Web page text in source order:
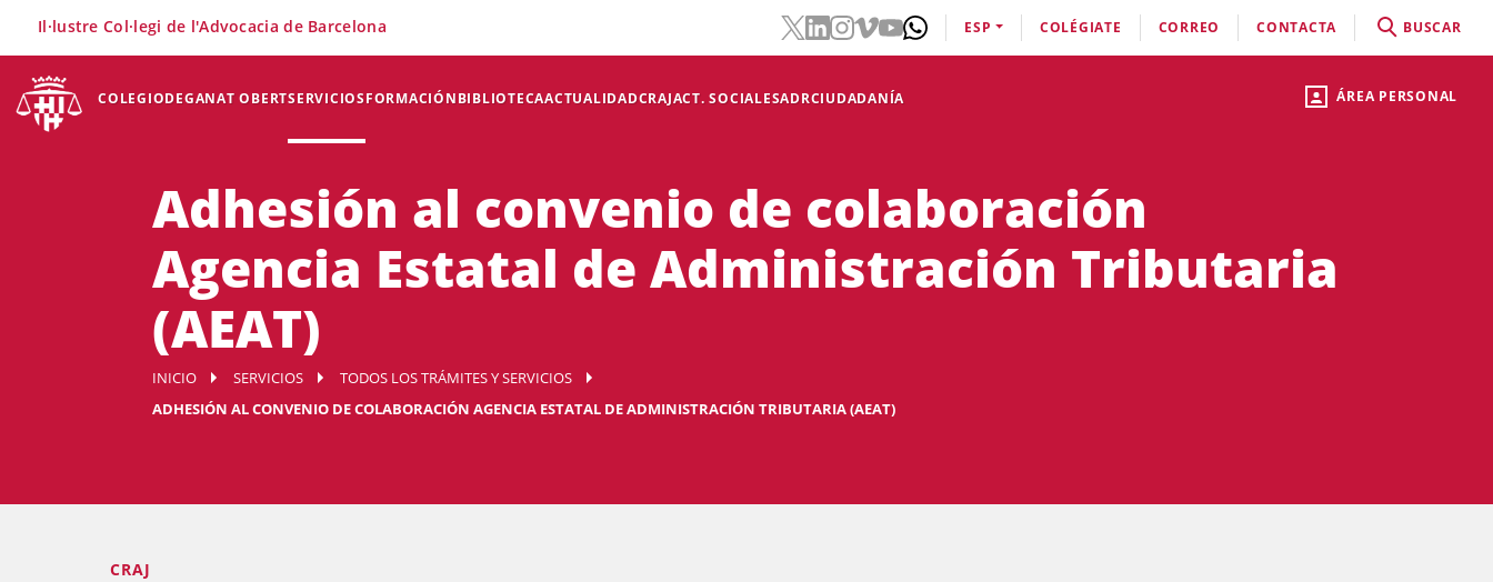
ÁREA PERSONAL
COLEGIODEGANAT OBERTSERVICIOSFORMACIÓNBIBLIOTECAACTUALIDADCRAJACT. SOCIALESADRCIUDADANÍA
Il·lustre Col·legi de l'Advocacia de Barcelona ESP COLÉGIATE CORREO CONTACTA BUSCAR
Adhesión al convenio de colaboración
Agencia Estatal de Administración Tributaria
(AEAT)
INICIO SERVICIOS
TODOS LOS TRÁMITES Y SERVICIOS
ADHESIÓN AL CONVENIO DE COLABORACIÓN AGENCIA ESTATAL DE ADMINISTRACIÓN TRIBUTARIA (AEAT)
CRAJ